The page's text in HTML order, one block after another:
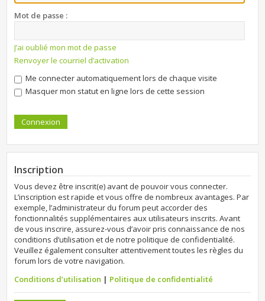
Mot de passe :
J’ai oublié mon mot de passe
Renvoyer le courriel d’activation
Me connecter automatiquement lors de chaque visite
Masquer mon statut en ligne lors de cette session
Inscription
Vous devez être inscrit(e) avant de pouvoir vous connecter.
L’inscription est rapide et vous offre de nombreux avantages. Par
exemple, l’administrateur du forum peut accorder des
fonctionnalités supplémentaires aux utilisateurs inscrits. Avant
de vous inscrire, assurez-vous d’avoir pris connaissance de nos
conditions d’utilisation et de notre politique de confidentialité.
Veuillez également consulter attentivement toutes les règles du
forum lors de votre navigation.
Conditions d’utilisation | Politique de confidentialité